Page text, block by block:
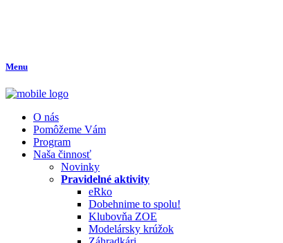
Menu
O nás
Pomôžeme Vám
Program
Naša činnosť
Novinky
Pravidelné aktivity
eRko
Dobehnime to spolu!
Klubovňa ZOE
Modelársky krúžok